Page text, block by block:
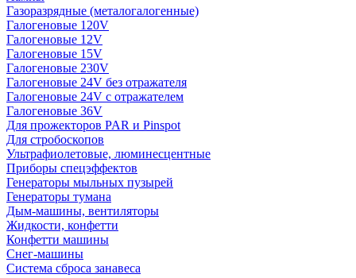
Газоразрядные (металогалогенные)
Галогеновые 120V
Галогеновые 12V
Галогеновые 15V
Галогеновые 230V
Галогеновые 24V без отражателя
Галогеновые 24V с отражателем
Галогеновые 36V
Для прожекторов PAR и Pinspot
Для стробоскопов
Ультрафиолетовые, люминесцентные
Приборы спецэффектов
Генераторы мыльных пузырей
Генераторы тумана
Дым-машины, вентиляторы
Жидкости, конфетти
Конфетти машины
Снег-машины
Система сброса занавеса